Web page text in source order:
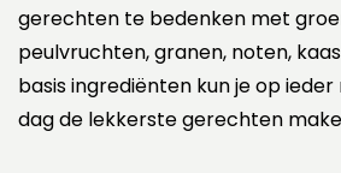
gerechten te bedenken met
peulvruchten, granen, noten,
basis ingrediënten kun je op
dag de lekkerste gerechten